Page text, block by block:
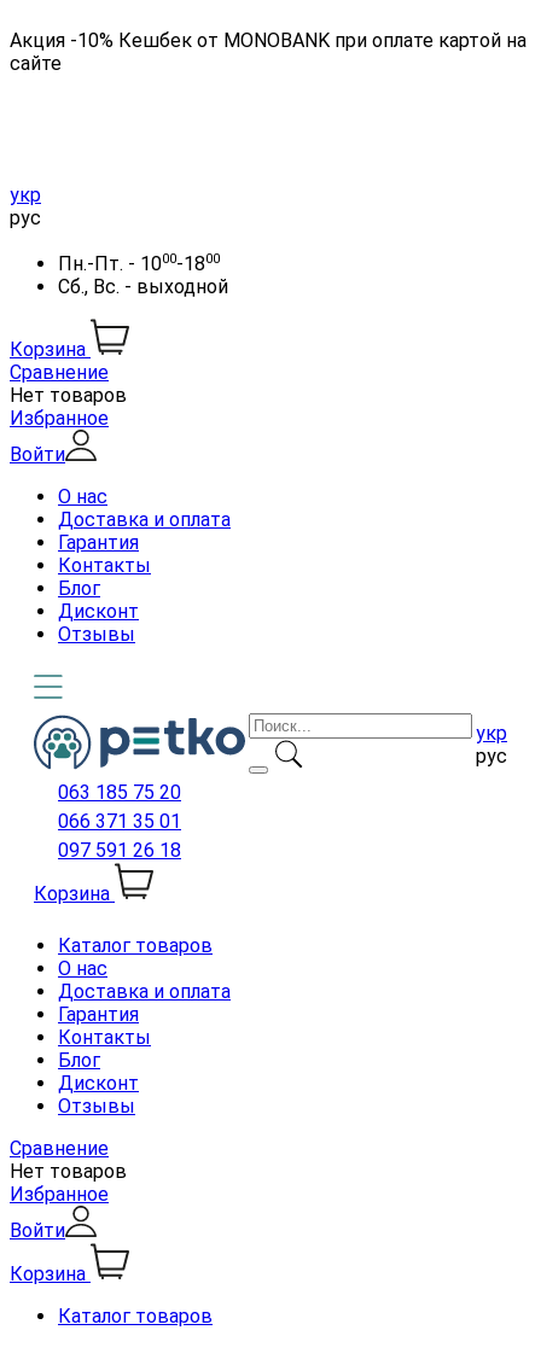
Акция -10% Кешбек от MONOBANK при оплате картой на
сайте
укр
рус
Пн.-Пт. - 1000-1800
Сб., Вс. - выходной
Корзина
Сравнение
Нет товаров
Избранное
Войти
О нас
Доставка и оплата
Гарантия
Контакты
Блог
Дисконт
Отзывы
укр
рус
063 185 75 20
066 371 35 01
097 591 26 18
Корзина
Каталог товаров
О нас
Доставка и оплата
Гарантия
Контакты
Блог
Дисконт
Отзывы
Сравнение
Нет товаров
Избранное
Войти
Корзина
Каталог товаров